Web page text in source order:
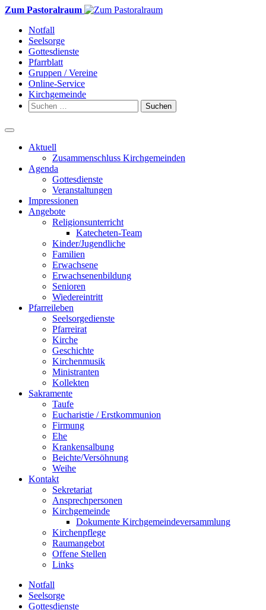
Weiter
Inhalt
Zum Pastoralraum
Notfall
Seelsorge
Gottesdienste
Pfarrblatt
Gruppen / Vereine
Online-Service
Kirchgemeinde
Suchen
nach:
Aktuell
Zusammenschluss Kirchgemeinden
Agenda
Gottesdienste
Veranstaltungen
Impressionen
Angebote
Religionsunterricht
Katecheten-Team
Kinder/Jugendliche
Familien
Erwachsene
Erwachsenenbildung
Senioren
Wiedereintritt
Pfarreileben
Seelsorgedienste
Pfarreirat
Kirche
Geschichte
Kirchenmusik
Ministranten
Kollekten
Sakramente
Taufe
Eucharistie / Erstkommunion
Firmung
Ehe
Krankensalbung
Beichte/Versöhnung
Weihe
Kontakt
Sekretariat
Ansprechpersonen
Kirchgemeinde
Dokumente Kirchgemeindeversammlung
Kirchenpflege
Raumangebot
Offene Stellen
Links
Notfall
Seelsorge
Gottesdienste